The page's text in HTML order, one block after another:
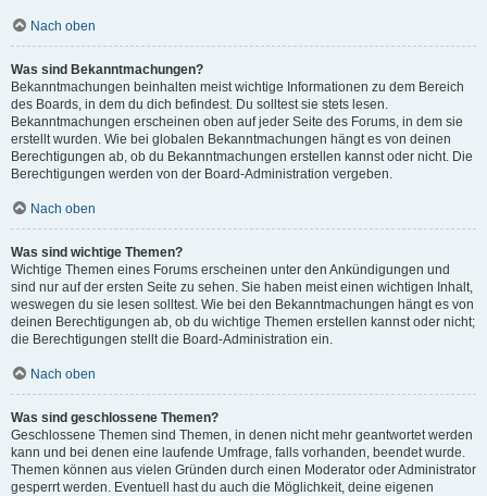
Nach oben
Was sind Bekanntmachungen?
Bekanntmachungen beinhalten meist wichtige Informationen zu dem Bereich
des Boards, in dem du dich befindest. Du solltest sie stets lesen.
Bekanntmachungen erscheinen oben auf jeder Seite des Forums, in dem sie
erstellt wurden. Wie bei globalen Bekanntmachungen hängt es von deinen
Berechtigungen ab, ob du Bekanntmachungen erstellen kannst oder nicht. Die
Berechtigungen werden von der Board-Administration vergeben.
Nach oben
Was sind wichtige Themen?
Wichtige Themen eines Forums erscheinen unter den Ankündigungen und
sind nur auf der ersten Seite zu sehen. Sie haben meist einen wichtigen Inhalt,
weswegen du sie lesen solltest. Wie bei den Bekanntmachungen hängt es von
deinen Berechtigungen ab, ob du wichtige Themen erstellen kannst oder nicht;
die Berechtigungen stellt die Board-Administration ein.
Nach oben
Was sind geschlossene Themen?
Geschlossene Themen sind Themen, in denen nicht mehr geantwortet werden
kann und bei denen eine laufende Umfrage, falls vorhanden, beendet wurde.
Themen können aus vielen Gründen durch einen Moderator oder Administrator
gesperrt werden. Eventuell hast du auch die Möglichkeit, deine eigenen